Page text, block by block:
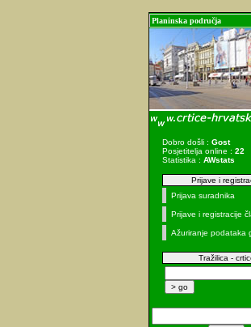
Planinska područja
Dobro došli : Gost
Posjetitelja online : 22
Statistika : AWstats
Prijave i
Prijava suradnika
Prijave i registracije
Ažuriranje podataka
Tražilica -